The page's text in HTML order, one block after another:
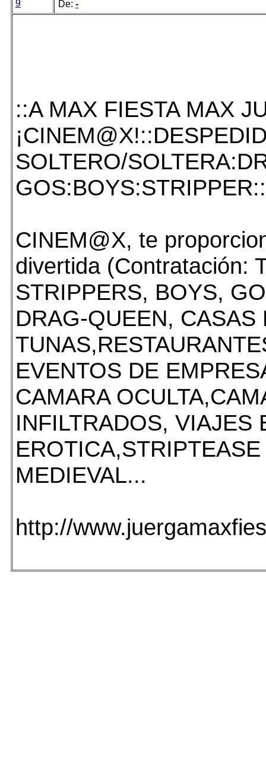
9 De: -
::A MAX FIESTA MAX
SOLTERO/
GOS:BOYS:STRIPPER::
CINEM@X, te
divertida (Contratación:
STRIPPERS, BOYS,
DRAG-QUEEN,
EVENTOS DE
CAMARA
INFILTRADOS, VIAJES
MEDIEVAL...
http://